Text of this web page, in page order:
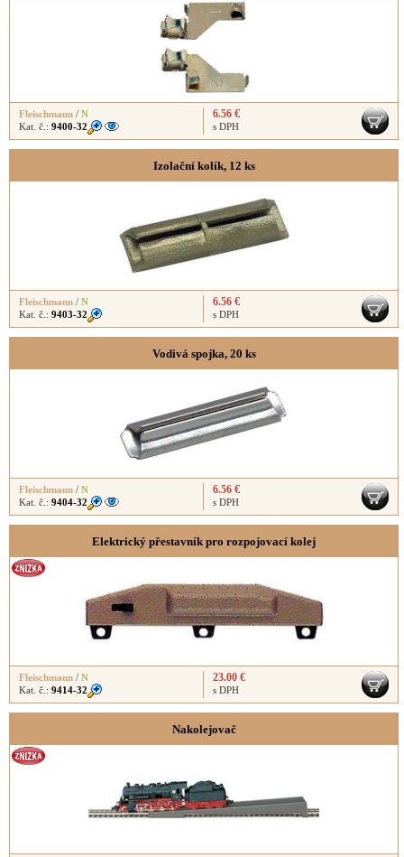
Fleischmann / N
Kat. č.: 9400-32
6.56 €
s DPH
Izolační kolík, 12 ks
Fleischmann / N
Kat. č.: 9403-32
6.56 €
s DPH
Vodivá spojka, 20 ks
Fleischmann / N
Kat. č.: 9404-32
6.56 €
s DPH
Elektrický přestavník pro rozpojovací kolej
Fleischmann / N
Kat. č.: 9414-32
23.00 €
s DPH
Nakolejovač